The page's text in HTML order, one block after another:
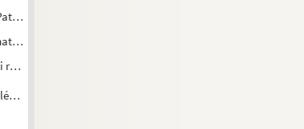
venerabilis Barsanorius... »
Marie. Postulatis, filie Jerusalem... »
regis. Beatus Ludovicus, quondam rex Francorum... (lectio